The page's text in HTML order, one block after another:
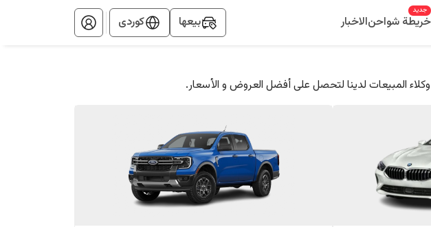
خريطة شواحن
جديد
الاخبار بيعها کوردی
المبيعات لدينا لتحصل على أفضل العروض و الأسعار.